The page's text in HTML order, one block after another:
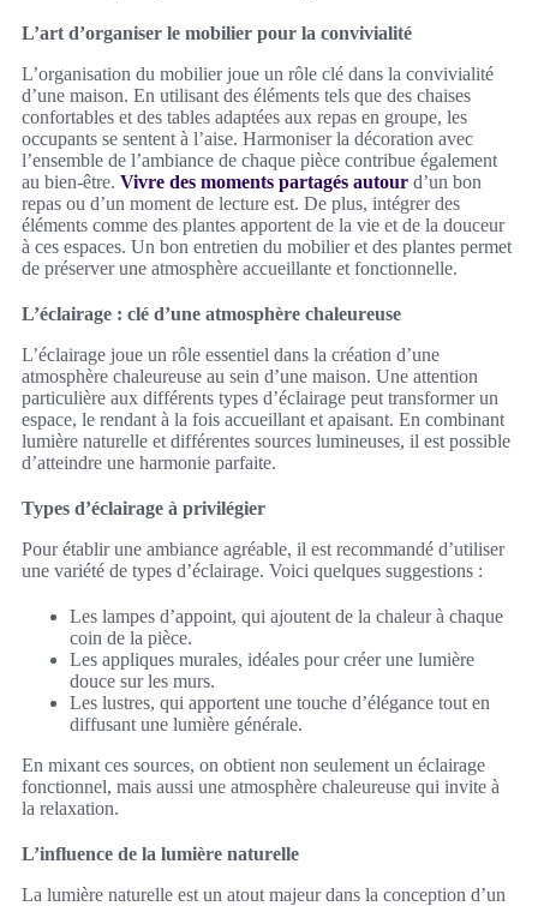
L’art d’organiser le mobilier pour la convivialité
L’organisation du mobilier joue un rôle clé dans la convivialité
d’une maison. En utilisant des éléments tels que des chaises
confortables et des tables adaptées aux repas en groupe, les
occupants se sentent à l’aise. Harmoniser la décoration avec
l’ensemble de l’ambiance de chaque pièce contribue également
au bien-être. Vivre des moments partagés autour d’un bon
repas ou d’un moment de lecture est. De plus, intégrer des
éléments comme des plantes apportent de la vie et de la douceur
à ces espaces. Un bon entretien du mobilier et des plantes permet
de préserver une atmosphère accueillante et fonctionnelle.
L’éclairage : clé d’une atmosphère chaleureuse
L’éclairage joue un rôle essentiel dans la création d’une
atmosphère chaleureuse au sein d’une maison. Une attention
particulière aux différents types d’éclairage peut transformer un
espace, le rendant à la fois accueillant et apaisant. En combinant
lumière naturelle et différentes sources lumineuses, il est possible
d’atteindre une harmonie parfaite.
Types d’éclairage à privilégier
Pour établir une ambiance agréable, il est recommandé d’utiliser
une variété de types d’éclairage. Voici quelques suggestions :
Les lampes d’appoint, qui ajoutent de la chaleur à chaque
coin de la pièce.
Les appliques murales, idéales pour créer une lumière
douce sur les murs.
Les lustres, qui apportent une touche d’élégance tout en
diffusant une lumière générale.
En mixant ces sources, on obtient non seulement un éclairage
fonctionnel, mais aussi une atmosphère chaleureuse qui invite à
la relaxation.
L’influence de la lumière naturelle
La lumière naturelle est un atout majeur dans la conception d’un